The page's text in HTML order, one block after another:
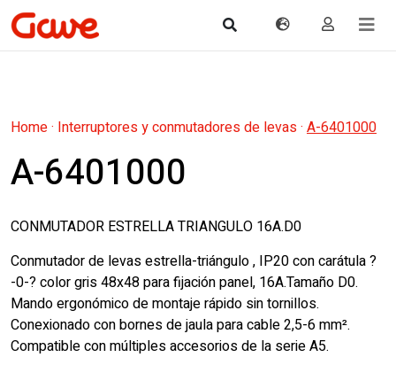
Home· Interruptores y conmutadores de levas· A-6401000
A-6401000
CONMUTADOR ESTRELLA TRIANGULO 16A.D0
Conmutador de levas estrella-triángulo , IP20 con carátula ?
-0-? color gris 48x48 para fijación panel, 16A.Tamaño D0.
Mando ergonómico de montaje rápido sin tornillos.
Conexionado con bornes de jaula para cable 2,5-6 mm².
Compatible con múltiples accesorios de la serie A5.